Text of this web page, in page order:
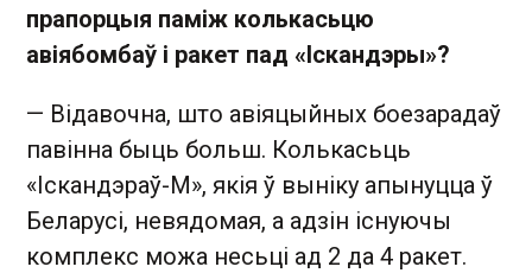
прапорцыя паміж колькасьцю
авіябомбаў і ракет пад «Іскандэры»?
— Відавочна, што авіяцыйных боезарадаў
павінна быць больш. Колькасьць
«Іскандэраў-М», якія ў выніку апынуцца ў
Беларусі, невядомая, а адзін існуючы
комплекс можа несьці ад 2 да 4 ракет.